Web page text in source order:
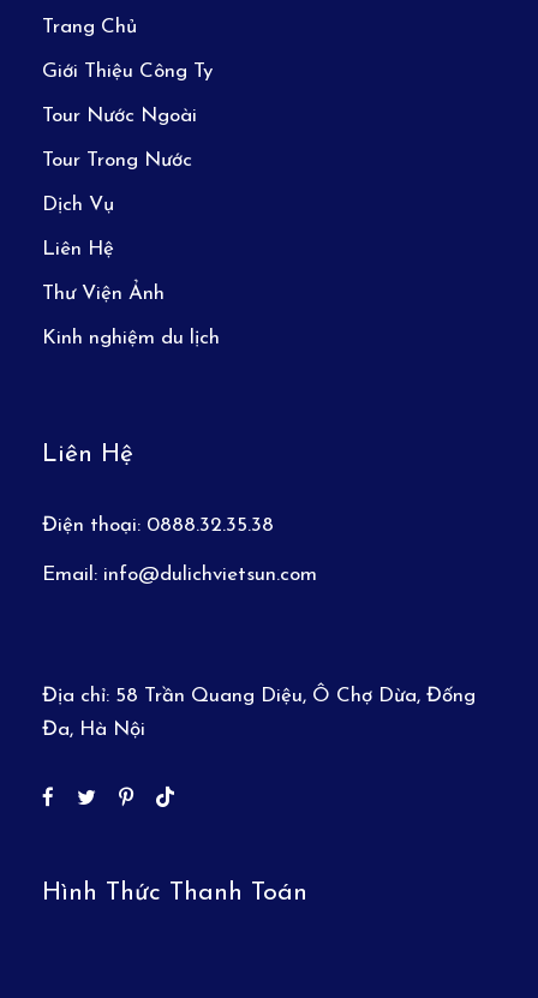
Trang Chủ
Giới Thiệu Công Ty
Tour Nước Ngoài
Tour Trong Nước
Dịch Vụ
Liên Hệ
Thư Viện Ảnh
Kinh nghiệm du lịch
Liên Hệ
Điện thoại: 0888.32.35.38
Email: info@dulichvietsun.com
Địa chỉ: 58 Trần Quang Diệu, Ô Chợ Dừa, Đống
Đa, Hà Nội
Hình Thức Thanh Toán